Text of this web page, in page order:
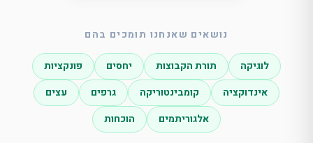
נושאים שאנחנו תומכים בהם
לוגיקה תורת הקבוצות יחסים
פונקציות
אינדוקציה
קומבינטוריקה גרפים
עצים
אלגוריתמים
הוכחות